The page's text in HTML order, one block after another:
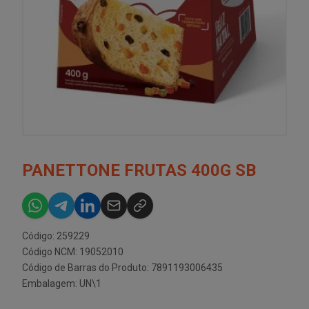
PANETTONE FRUTAS 400G SB
Código: 259229
Código NCM: 19052010
Código de Barras do Produto: 7891193006435
Embalagem: UN\1